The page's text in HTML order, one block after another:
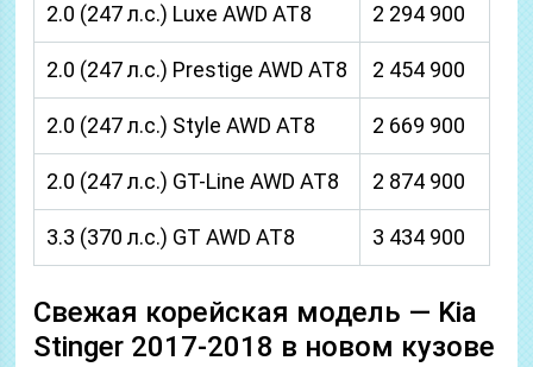
2.0 (247 л.с.) Luxe AWD AT8 2 294 900
2.0 (247 л.с.) Prestige AWD AT8 2 454 900
2.0 (247 л.с.) Style AWD AT8 2 669 900
2.0 (247 л.с.) GT-Line AWD AT8 2 874 900
3.3 (370 л.с.) GT AWD AT8 3 434 900
Свежая корейская модель — Kia
Stinger 2017-2018 в новом кузове